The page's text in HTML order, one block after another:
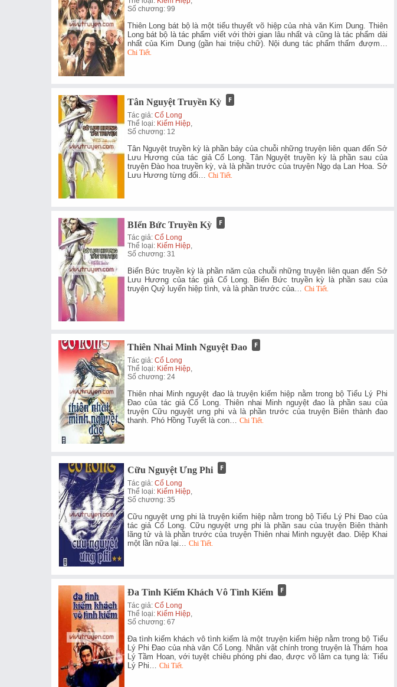
Số chương: 99
Thiên Long bát bộ là một tiểu thuyết võ hiệp của nhà văn Kim Dung. Thiên
Long bát bộ là tác phẩm viết với thời gian lâu nhất và cũng là tác phẩm dài
nhất của Kim Dung (gần hai triệu chữ). Nội dung tác phẩm thấm đượm…
Chi Tiết.
Tân Nguyệt Truyền Kỳ
Tác giả: Cổ Long
Thể loại: Kiếm Hiệp,
Số chương: 12
Tân Nguyệt truyền kỳ là phần bảy của chuỗi những truyện liên quan đến Sở
Lưu Hương của tác giả Cổ Long. Tân Nguyệt truyền kỳ là phần sau của
truyện Đào hoa truyền kỳ, và là phần trước của truyện Ngọ dạ Lan Hoa. Sở
Lưu Hương từng đối… Chi Tiết.
BIển Bức Truyền Kỳ
Tác giả: Cổ Long
Thể loại: Kiếm Hiệp,
Số chương: 31
Biển Bức truyền kỳ là phần năm của chuỗi những truyện liên quan đến Sở
Lưu Hương của tác giả Cổ Long. Biển Bức truyền kỳ là phần sau của
truyện Quỷ luyến hiệp tình, và là phần trước của… Chi Tiết.
Thiên Nhai Minh Nguyệt Đao
Tác giả: Cổ Long
Thể loại: Kiếm Hiệp,
Số chương: 24
Thiên nhai Minh nguyệt đao là truyện kiếm hiệp nằm trong bộ Tiểu Lý Phi
Đao của tác giả Cổ Long. Thiên nhai Minh nguyệt đao là phần sau của
truyện Cữu nguyệt ưng phi và là phần trước của truyện Biên thành đao
thanh. Phó Hồng Tuyết là con… Chi Tiết.
Cữu Nguyệt Ưng Phi
Tác giả: Cổ Long
Thể loại: Kiếm Hiệp,
Số chương: 35
Cữu nguyệt ưng phi là truyện kiếm hiệp nằm trong bộ Tiểu Lý Phi Đao của
tác giả Cổ Long. Cữu nguyệt ưng phi là phần sau của truyện Biên thành
lãng tử và là phần trước của truyện Thiên nhai Minh nguyệt đao. Diệp Khai
một lần nữa lại… Chi Tiết.
Đa Tình Kiếm Khách Vô Tình Kiếm
Tác giả: Cổ Long
Thể loại: Kiếm Hiệp,
Số chương: 67
Đa tình kiếm khách vô tình kiếm là một truyện kiếm hiệp nằm trong bộ Tiểu
Lý Phi Đao của nhà văn Cổ Long. Nhân vật chính trong truyện là Thám hoa
Lý Tầm Hoan, với tuyệt chiêu phóng phi đao, được võ lâm ca tụng là: Tiểu
Lý Phi… Chi Tiết.